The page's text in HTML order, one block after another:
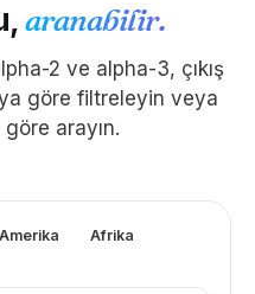
aranabilir.
2 ve alpha-3, çıkış
göre filtreleyin veya
arayın.
Amerika
Afrika